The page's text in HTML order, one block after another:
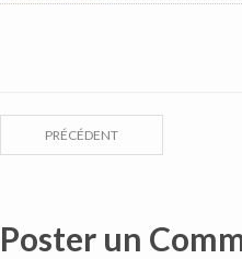
PRÉCÉDENT
Poster un